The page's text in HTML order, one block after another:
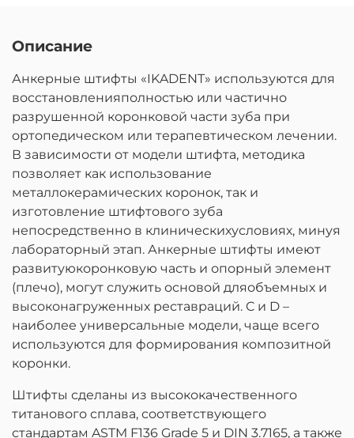
Описание
Анкерные штифты «IKADENT» используются для
восстановленияполностью или частично
разрушенной коронковой части зуба при
ортопедическом или терапевтическом лечении.
В зависимости от модели штифта, методика
позволяет как использование
металлокерамических коронок, так и
изготовление штифтового зуба
непосредственно в клиническихусловиях, минуя
лабораторный этап. Анкерные штифты имеют
развитуюкоронковую часть и опорный элемент
(плечо), могут служить основой дляобъемных и
высоконагруженных реставраций. C и D –
наиболее универсальные модели, чаще всего
используются для формирования композитной
коронки.
Штифты сделаны из высококачественного
титанового сплава, соответствующего
стандартам ASTM F136 Grade 5 и DIN 3.7165, а также